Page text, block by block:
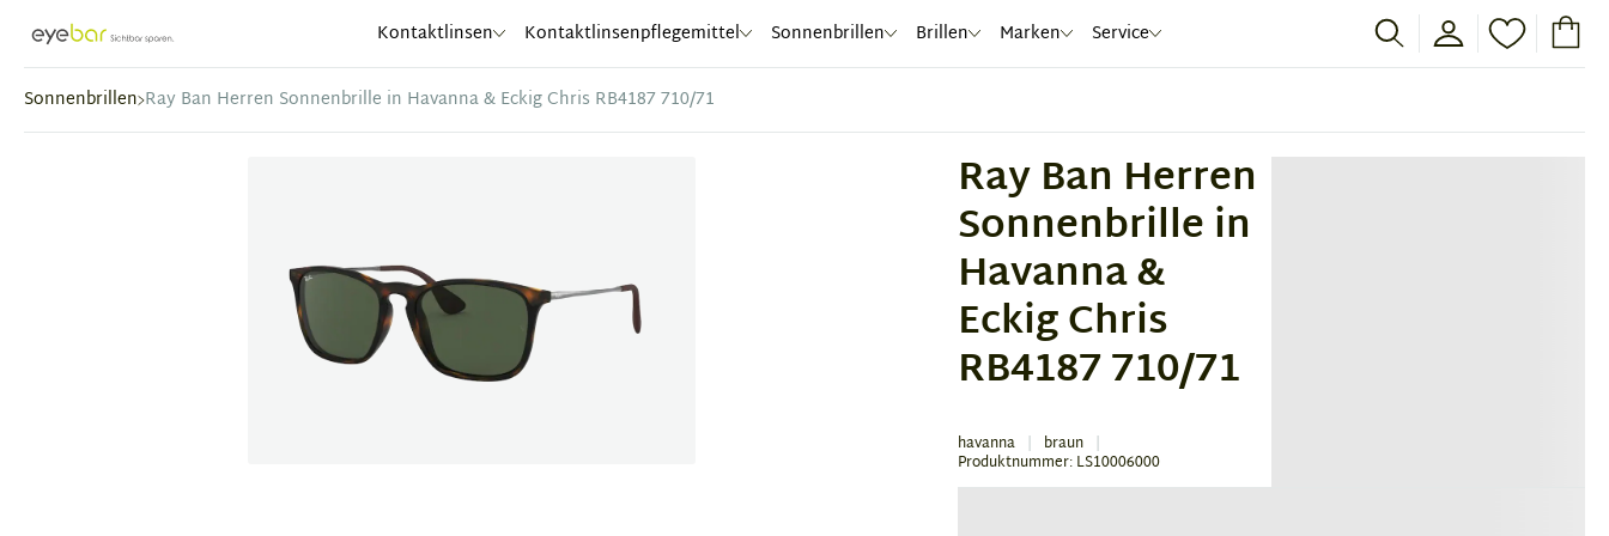
Abele Optic Kontaktlinsen Kontaktlinsenpflegemittel Sonnenbrillen Brillen Marken Service
Sonnenbrillen Ray Ban Herren Sonnenbrille in Havanna & Eckig Chris RB4187 710/71
Ray Ban Herren
Sonnenbrille in
Havanna &
Eckig Chris
RB4187 710/71
havanna braun
Produktnummer: LS10006000